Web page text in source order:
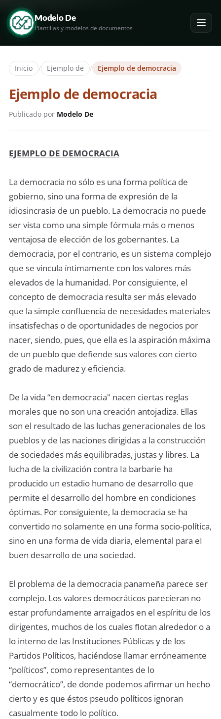
Modelo De
Plantillas y modelos de documentos
Inicio / Ejemplo de / Ejemplo de democracia
Ejemplo de democracia
Publicado por Modelo De
EJEMPLO DE DEMOCRACIA
La democracia no sólo es una forma política de
gobierno, sino una forma de expresión de la
idiosincrasia de un pueblo. La democracia no puede
ser vista como una simple fórmula más o menos
ventajosa de elección de los gobernantes. La
democracia, por el contrario, es un sistema complejo
que se vincula íntimamente con los valores más
elevados de la humanidad. Por consiguiente, el
concepto de democracia resulta ser más elevado
que la simple confluencia de necesidades materiales
insatisfechas o de oportunidades de negocios por
nacer, siendo, pues, que ella es la aspiración máxima
de un pueblo que deﬁende sus valores con cierto
grado de madurez y eficiencia.
De la vida “en democracia" nacen ciertas reglas
morales que no son una creación antojadiza. Ellas
son el resultado de las luchas generacionales de los
pueblos y de las naciones dirigidas a la construcción
de sociedades más equilibradas, justas y libres. La
lucha de la civilización contra Ia barbarie ha
producido un estadio humano de desarrollo que
permite el desarrollo del hombre en condiciones
óptimas. Por consiguiente, la democracia se ha
convertido no solamente en una forma socio-política,
sino en una forma de vida diaria, elemental para eI
buen desarrollo de una sociedad.
El problema de la democracia panameña parece ser
complejo. Los valores democráticos parecieran no
estar profundamente arraigados en el espíritu de los
dirigentes, muchos de los cuales ﬂotan alrededor o a
lo interno de las Instituciones Públicas y de los
Partidos Políticos, haciéndose llamar erróneamente
“políticos”, como representantes de lo
“democrático”, de donde podemos aﬁrmar un hecho
cierto y es que éstos pseudo políticos ignoran
casualmente todo lo político.